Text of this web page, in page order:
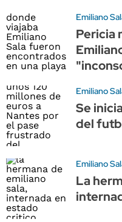
Emiliano
Pericia
Emiliano
Se
del
Emiliano
La